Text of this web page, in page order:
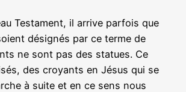
Testament, il arrive parfois que
désignés par ce terme de
ne sont pas des statues. Ce
des croyants en Jésus qui se
à suite et en ce sens nous